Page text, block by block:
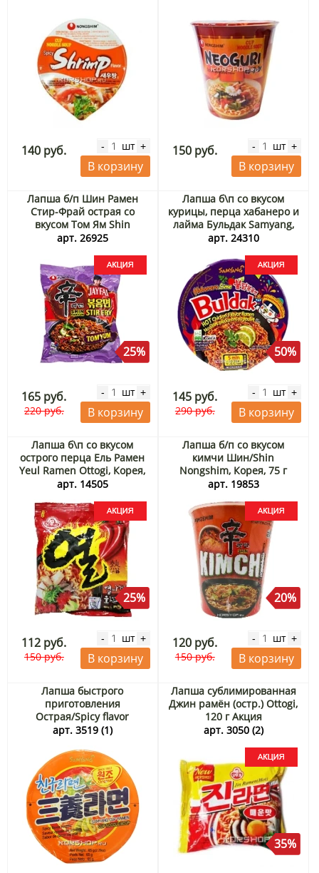
140 руб. - шт +
В корзину
150 руб. - шт +
В корзину
Лапша б/п Шин Рамен
Стир-Фрай острая со
вкусом Том Ям Shin
Ramyun Stir Fry Tom Yum
Акция
арт. 26925
25%
165 руб.
220 руб.
- шт +
В корзину
Лапша б\п со вкусом
курицы, перца хабанеро и
лайма Бульдак Samyang,
Корея, 110 г Акция
арт. 24310
50%
145 руб.
290 руб.
- шт +
В корзину
Лапша б\п со вкусом
острого перца Ель Рамен
Yeul Ramen Ottogi, Корея,
120 г Акция
арт. 14505
25%
112 руб.
150 руб.
- шт +
В корзину
Лапша б/п со вкусом
кимчи Шин/Shin
Nongshim, Корея, 75 г
Акция
арт. 19853
20%
120 руб.
150 руб.
- шт +
В корзину
Лапша быстрого
приготовления
Острая/Spicy flavor
Samyang (стакан), Корея,
арт. 3519 (1)
Лапша сублимированная
Джин рамён (остр.) Ottogi,
120 г Акция
арт. 3050 (2)
35%